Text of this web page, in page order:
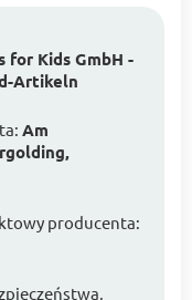
for Kids GmbH -
Artikeln
Am
producenta: